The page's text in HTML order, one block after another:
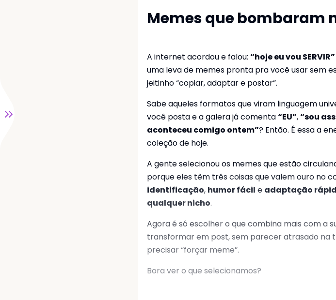
Memes que bombaram
A internet acordou e falou: “hoje eu vou SERVIR”
uma leva de memes pronta pra você usar sem
jeitinho “copiar, adaptar e postar”.
Sabe aqueles formatos que viram linguagem
você posta e a galera já comenta“EU”,“sou
aconteceu comigo ontem”? Então. É essa a
coleção de hoje.
A gente selecionou os memes que estão
porque eles têm três coisas que valem ouro no
identificação, humor fácil e adaptação
qualquer nicho.
Agora é só escolher o que combina mais com a
transformar em post, sem parecer atrasado na
precisar “forçar meme”.
Bora ver o que selecionamos?